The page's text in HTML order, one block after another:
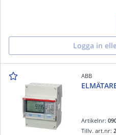
Logga in
ABB
Artikelnr:
Tillv. art.nr: